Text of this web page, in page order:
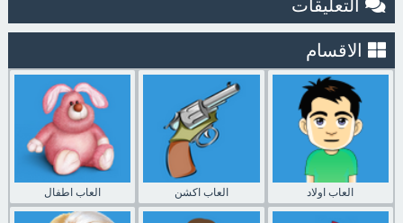
التعليقات
الاقسام
العاب اطفال العاب اكشن العاب اولاد